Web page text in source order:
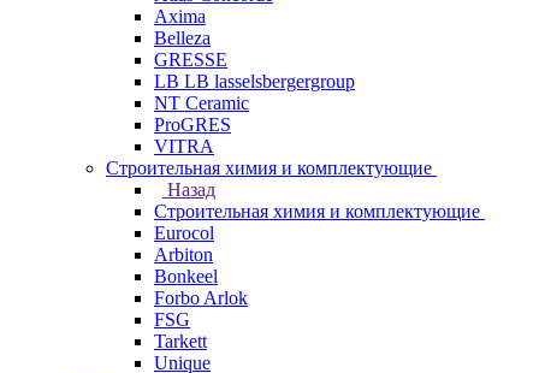
Axima
Belleza
GRESSE
LB LB lasselsbergergroup
NT Ceramic
ProGRES
VITRA
Строительная химия и комплектующие
Назад
Строительная химия и комплектующие
Eurocol
Arbiton
Bonkeel
Forbo Arlok
FSG
Tarkett
Unique